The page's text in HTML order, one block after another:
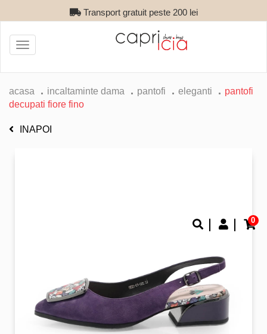
Transport gratuit peste 200 lei
0
Toggle
navigation
acasa incaltaminte dama pantofi eleganti
pantofi
decupati fiore fino
INAPOI